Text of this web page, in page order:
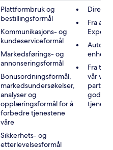
Plattformbruk og
bestillingsformål
Kommunikasjons- og
kundeserviceformål
Markedsførings- og
annonseringsformål
Bonusordningsformål,
markedsundersøkelser,
analyser og
opplæringsformål for å
forbedre tjenestene
våre
Sikkerhets- og
etterlevelsesformål
Fra
Fra
vår